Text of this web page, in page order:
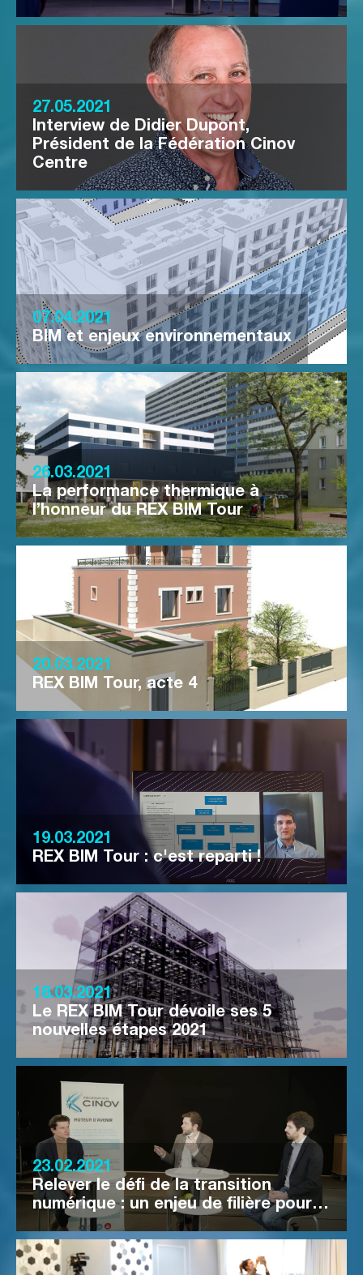
27.05.2021
Interview de Didier Dupont,
Président de la Fédération Cinov
Centre
07.04.2021
BIM et enjeux environnementaux
26.03.2021
La performance thermique à
l’honneur du REX BIM Tour
20.03.2021
REX BIM Tour, acte 4
19.03.2021
REX BIM Tour : c'est reparti !
18.03.2021
Le REX BIM Tour dévoile ses 5
nouvelles étapes 2021
23.02.2021
Relever le défi de la transition
numérique : un enjeu de filière pour…